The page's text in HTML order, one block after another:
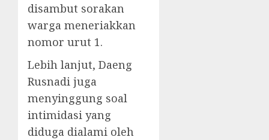
disambut sorakan
warga meneriakkan
nomor urut 1.
Lebih lanjut, Daeng
Rusnadi juga
menyinggung soal
intimidasi yang
diduga dialami oleh